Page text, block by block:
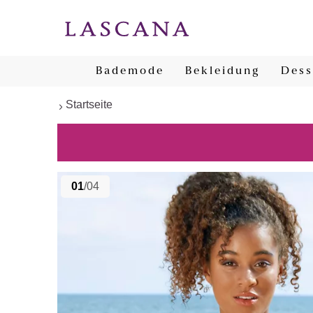
Bademode Bekleidung
Startseite
01/04